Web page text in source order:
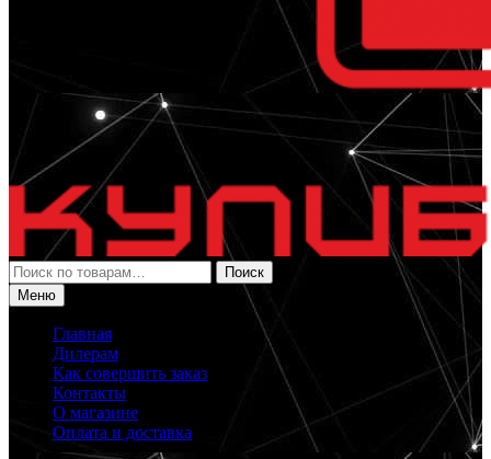
Искать:
Поиск
Меню
Главная
Дилерам
Как совершить заказ
Контакты
О магазине
Оплата и доставка